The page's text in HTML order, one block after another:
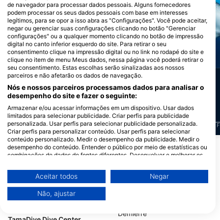
mar de Guanacaste e aplicar suas habilidades em
situações reais e aperfeiçoar sua
flutuabilidade.???? Material e equipamento
completa de como funciona um centro de
mergulhoVocê aprenderá não apenas como
ensinar, mas também como é ser um instrutor
profissional.Condições de participaçãoSer um
Divemaster certificado pela SSI (ou
equivalente reconhecido)Estar em status
ativoCertificado médico válido (mínimo de 6
meses restantes)Certificações válidas de
Primeiros Socorros, DEA e Oxigenoterapia
(renovadas a cada 2 anos, com um mínimo de
6 meses de validade restante)Duração e
organizaçãoDuração: 1 mês de treinamento
imersivoAcomodação incluída no primeiro
mês1 dia de folga por semanaO treinamento
pode ser estendido, se necessário, com
suporte personalizado.Acomodação incluída
(1º mês)Quarto duplo (compartilhado)Cama de
solteiroSala simples e funcional com
ventiladorBanheiro e cozinha
compartilhadosRefeições não incluídas
Lanches, frutas, água, café e chá incluídos
durante os dias de treinamento.Suplemento de
curso completo de treinamento ITCE-learning
SSISupervisão de um Instrutor
TrainerIntegração à equipeAcomodação
durante o primeiro mêsPolo de instrutor SSI
PRO da ChrisDivingTaxas de registro do
suas habilidades de DivemasterEm status
Alamy-WaterFrame
Moréia
130 Avistamentos
J F M A M J J A S O N D
iStock/Divepic
Manta Gigante do
Pacífico
30Avistamentos
J F M A M J J A S O N D F
Mostrar Mais Animais
Centros de Mergulho que atendem a
este Ponto de Mergulho
de navegador para processar dados pessoais. Alguns fornecedores
podem processar os seus dados pessoais com base em interesses
legítimos, para se opor a isso abra as "Configurações". Você pode aceitar,
negar ou gerenciar suas configurações clicando no botão "Gerenciar
configurações" ou a qualquer momento clicando no botão de impressão
digital no canto inferior esquerdo do site. Para retirar o seu
consentimento clique na impressão digital ou no link no rodapé do site e
clique no item de menu Meus dados, nessa página você poderá retirar o
seu consentimento. Estas escolhas serão sinalizadas aos nossos
parceiros e não afetarão os dados de navegação.
Nós e nossos parceiros processamos dados para analisar o
desempenho do site e fazer o seguinte:
Armazenar e/ou acessar informações em um dispositivo. Usar dados
limitados para selecionar publicidade. Criar perfis para publicidade
personalizada. Usar perfis para selecionar publicidade personalizada.
Criar perfis para personalizar conteúdo. Usar perfis para selecionar
conteúdo personalizado. Medir o desempenho da publicidade. Medir o
desempenho do conteúdo. Entender o público por meio de estatísticas ou
combinações de dados de fontes diferentes. Desenvolver e melhorar os
Você pode encontrar mais informações sobre o uso de dados pelo Google
aqui: https://business.safety.google/privacy/
Os dados podem ser partilhados fora da União Europeia e enviados para
este site/aplicativo.
Aceitar todos Negar
Não, ajustar